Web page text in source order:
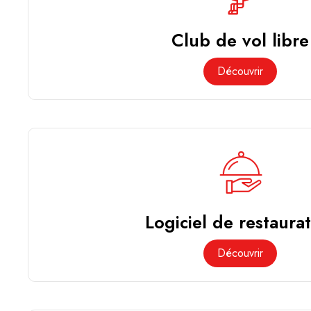
Club de vol libre
Découvrir
Logiciel de
Découvrir